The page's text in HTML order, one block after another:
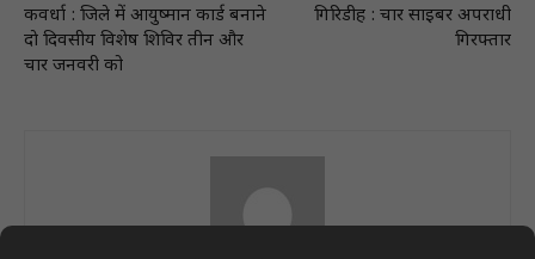
कवर्धा : जिले में आयुष्मान कार्ड बनाने
दाे दिवसीय विशेष शिविर तीन और
चार जनवरी को
गिरिडीह : चार साइबर अपराधी
गिरफ्तार